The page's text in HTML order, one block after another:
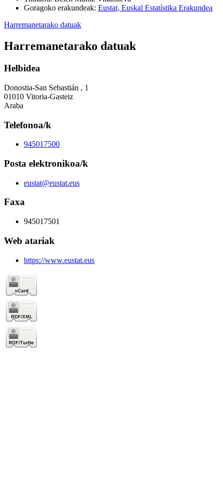
Goragoko erakundeak: Eustat, Euskal Estatístika Erakundea
Harremanetarako datuak
Harremanetarako datuak
Helbidea
Donostia-San Sebastián , 1
01010 Vitoria-Gasteiz
Araba
Telefonoa/k
945017500
Posta elektronikoa/k
eustat@eustat.eus
Faxa
945017501
Web atariak
https://www.eustat.eus